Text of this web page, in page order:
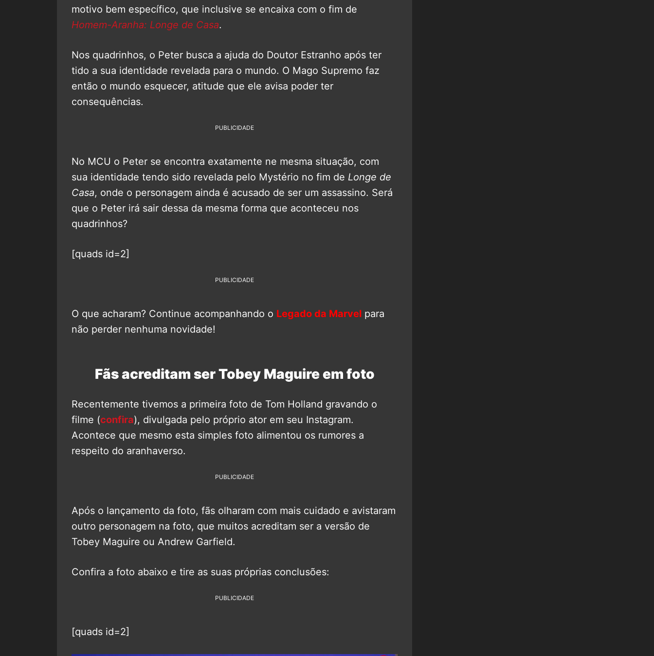
motivo bem específico, que inclusive se encaixa com o fim de
Homem-Aranha: Longe de Casa.
Nos quadrinhos, o Peter busca a ajuda do Doutor Estranho após ter
tido a sua identidade revelada para o mundo. O Mago Supremo faz
então o mundo esquecer, atitude que ele avisa poder ter
consequências.
PUBLICIDADE
No MCU o Peter se encontra exatamente ne mesma situação, com
sua identidade tendo sido revelada pelo Mystério no fim de Longe de
Casa, onde o personagem ainda é acusado de ser um assassino. Será
que o Peter irá sair dessa da mesma forma que aconteceu nos
quadrinhos?
[quads id=2]
PUBLICIDADE
O que acharam? Continue acompanhando o Legado da Marvel para
não perder nenhuma novidade!
Fãs acreditam ser Tobey Maguire em foto
Recentemente tivemos a primeira foto de Tom Holland gravando o
filme (confira), divulgada pelo próprio ator em seu Instagram.
Acontece que mesmo esta simples foto alimentou os rumores a
respeito do aranhaverso.
PUBLICIDADE
Após o lançamento da foto, fãs olharam com mais cuidado e avistaram
outro personagem na foto, que muitos acreditam ser a versão de
Tobey Maguire ou Andrew Garfield.
Confira a foto abaixo e tire as suas próprias conclusões:
PUBLICIDADE
[quads id=2]